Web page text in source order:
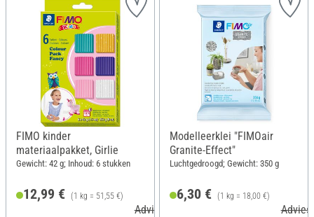
FIMO kinder
materiaalpakket, Girlie
Gewicht: 42 g; Inhoud: 6 stukken
12,99 € (1 kg = 51,55 €)
Adviesprijs 17,50 €
Modelleerklei "FIMOair
Granite-Effect"
Luchtgedroogd; Gewicht: 350 g
6,30 € (1 kg = 18,00 €)